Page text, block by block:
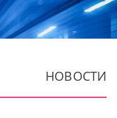
НОВОСТИ